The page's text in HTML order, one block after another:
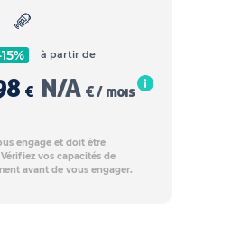
€
à partir de
N/A € / mois
engage et doit être
vos capacités de
avant de vous engager.